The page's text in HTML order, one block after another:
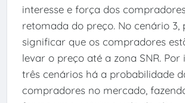
interesse e força dos
retomada do preço. No cenário 3,
significar que os compradores
levar o preço até a zona SNR. Por
três cenários há a probabilidade
compradores no mercado,